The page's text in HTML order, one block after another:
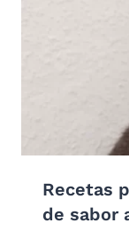
Recetas
de sabor